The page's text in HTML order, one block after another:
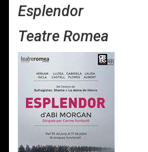
Esplendor
Teatre Romea